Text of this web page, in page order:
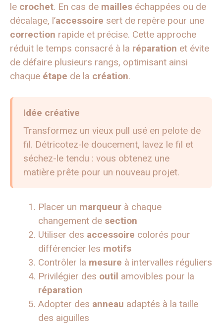
le crochet. En cas de mailles échappées ou de
décalage, l’accessoire sert de repère pour une
correction rapide et précise. Cette approche
réduit le temps consacré à la réparation et évite
de défaire plusieurs rangs, optimisant ainsi
chaque étape de la création.
Idée créative
Transformez un vieux pull usé en pelote de
fil. Détricotez-le doucement, lavez le fil et
séchez-le tendu : vous obtenez une
matière prête pour un nouveau projet.
Placer un marqueur à chaque
changement de section
Utiliser des accessoire colorés pour
différencier les motifs
Contrôler la mesure à intervalles réguliers
Privilégier des outil amovibles pour la
réparation
Adopter des anneau adaptés à la taille
des aiguilles